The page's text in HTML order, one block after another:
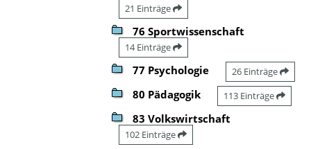
21 Einträge
76 Sportwissenschaft
14 Einträge
77 Psychologie 26 Einträge
80 Pädagogik 113 Einträge
83 Volkswirtschaft
102 Einträge